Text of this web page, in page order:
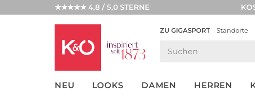
★★★★★ 4,8 / 5,0 STERNE
ZU GIGASPORT Standorte
NEU LOOKS DAMEN HERREN
UNSERE APP
CLICK &